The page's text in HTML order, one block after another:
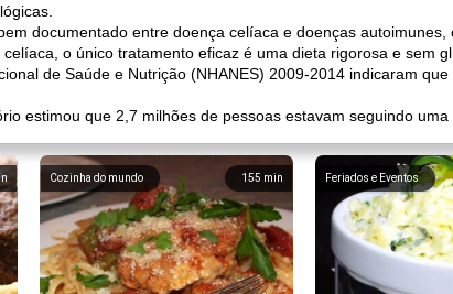
documentado entre doença celíaca e doenças autoimunes,
o único tratamento eficaz é uma dieta rigorosa e sem
de Saúde e Nutrição (NHANES) 2009-2014 indicaram
estimou que 2,7 milhões de pessoas estavam seguindo
155 min
Cozinha do mundo Feriados e Eventos